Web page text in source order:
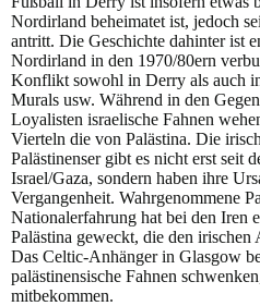
Nordirland beheimatet ist, jedoch
antritt. Die Geschichte dahinter ist
Nordirland in den 1970/80ern
Konflikt sowohl in Derry als auch
Murals usw. Während in den
Loyalisten israelische Fahnen
Vierteln die von Palästina. Die
Palästinenser gibt es nicht erst seit
Israel/Gaza, sondern haben ihre
Vergangenheit. Wahrgenommene
Nationalerfahrung hat bei den Iren
Palästina geweckt, die den
Das Celtic-Anhänger in Glasgow
palästinensische Fahnen
mitbekommen.